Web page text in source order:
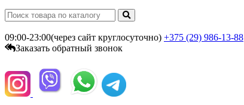
09:00-23:00(через сайт круглосуточно) +375 (29) 986-13-88
Заказать обратный звонок